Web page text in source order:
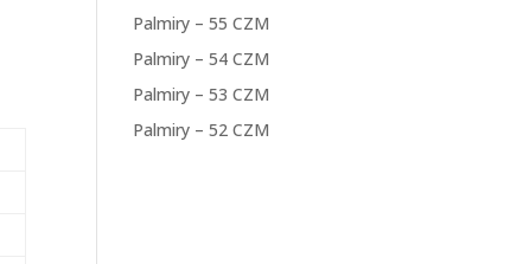
Palmiry – 55 CZM
Palmiry – 54 CZM
Palmiry – 53 CZM
Palmiry – 52 CZM